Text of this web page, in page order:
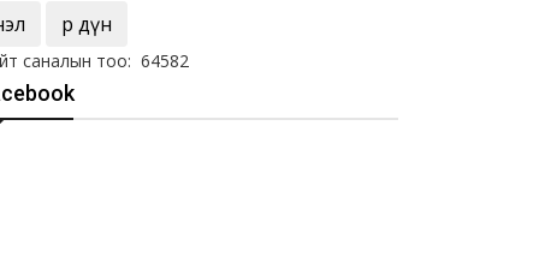
Үр дүн
саналын тоо: 64582